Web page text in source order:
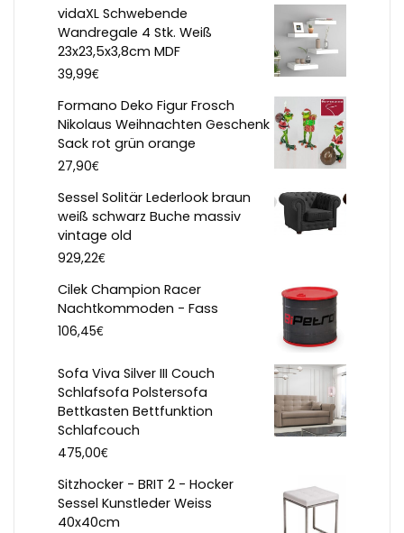
vidaXL Schwebende
Wandregale 4 Stk. Weiß
23x23,5x3,8cm MDF
39,99€
Formano Deko Figur Frosch
Nikolaus Weihnachten Geschenk
Sack rot grün orange
27,90€
Sessel Solitär Lederlook braun
weiß schwarz Buche massiv
vintage old
929,22€
Cilek Champion Racer
Nachtkommoden - Fass
106,45€
Sofa Viva Silver III Couch
Schlafsofa Polstersofa
Bettkasten Bettfunktion
Schlafcouch
475,00€
Sitzhocker - BRIT 2 - Hocker
Sessel Kunstleder Weiss
40x40cm